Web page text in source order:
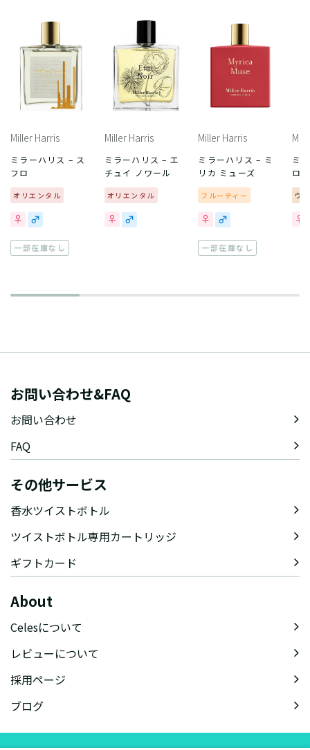
Miller Harris
ミラーハリス – ス
フロ
オリエンタル
一部在庫なし
Miller Harris
ミラーハリス – エ
チュイ ノワール
オリエンタル
Miller Harris
ミラーハリス – ミ
リカ ミューズ
フルーティー
一部在庫なし
ミ
ロ
ウ
お問い合わせ&FAQ
お問い合わせ
FAQ
その他サービス
香水ツイストボトル
ツイストボトル専用カートリッジ
ギフトカード
About
Celesについて
レビューについて
採用ページ
ブログ